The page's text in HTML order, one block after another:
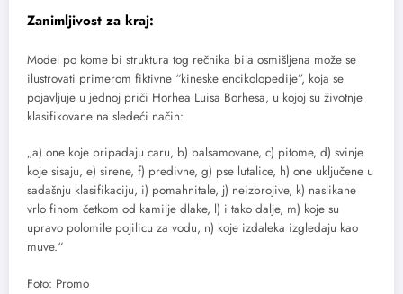
Zanimljivost za kraj:
Model po kome bi struktura tog rečnika bila osmišljena može se
ilustrovati primerom fiktivne “kineske encikolopedije”, koja se
pojavljuje u jednoj priči Horhea Luisa Borhesa, u kojoj su životnje
klasifikovane na sledeći način:
„a) one koje pripadaju caru, b) balsamovane, c) pitome, d) svinje
koje sisaju, e) sirene, f) predivne, g) pse lutalice, h) one uključene u
sadašnju klasifikaciju, i) pomahnitale, j) neizbrojive, k) naslikane
vrlo finom četkom od kamilje dlake, l) i tako dalje, m) koje su
upravo polomile pojilicu za vodu, n) koje izdaleka izgledaju kao
muve.“
Foto: Promo